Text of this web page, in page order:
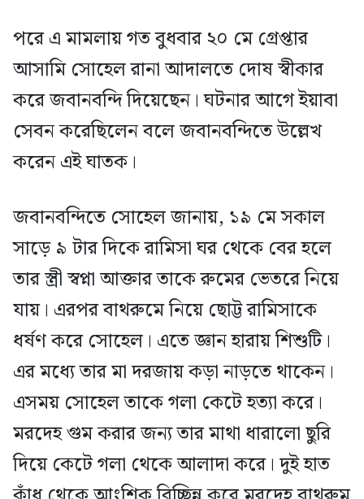
পরে এ মামলায় গত বুধবার ২০ মে গ্রেপ্তার
আসামি সোহেল রানা আদালতে দোষ স্বীকার
করে জবানবন্দি দিয়েছেন। ঘটনার আগে ইয়াবা
সেবন করেছিলেন বলে জবানবন্দিতে উল্লেখ
করেন এই ঘাতক।
জবানবন্দিতে সোহেল জানায়, ১৯ মে সকাল
সাড়ে ৯ টার দিকে রামিসা ঘর থেকে বের হলে
তার স্ত্রী স্বপ্না আক্তার তাকে রুমের ভেতরে নিয়ে
যায়। এরপর বাথরুমে নিয়ে ছোট্ট রামিসাকে
ধর্ষণ করে সোহেল। এতে জ্ঞান হারায় শিশুটি।
এর মধ্যে তার মা দরজায় কড়া নাড়তে থাকেন।
এসময় সোহেল তাকে গলা কেটে হত্যা করে।
মরদেহ গুম করার জন্য তার মাথা ধারালো ছুরি
দিয়ে কেটে গলা থেকে আলাদা করে। দুই হাত